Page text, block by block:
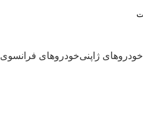
خودروهای ژاپنیخودروهای فرانسوی